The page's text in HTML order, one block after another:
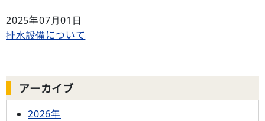
2025年07月01日
排水設備について
アーカイブ
2026年